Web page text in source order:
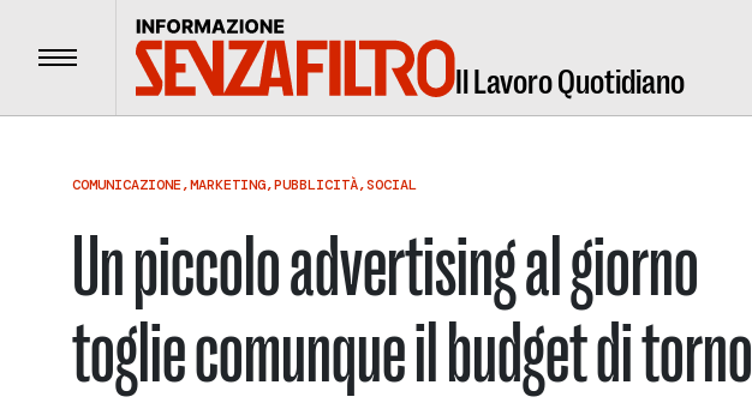
Menu Il Lavoro Quotidiano
COMUNICAZIONE,MARKETING,PUBBLICITÀ,SOCIAL
Un piccolo advertising al giorno
toglie comunque il budget di torno